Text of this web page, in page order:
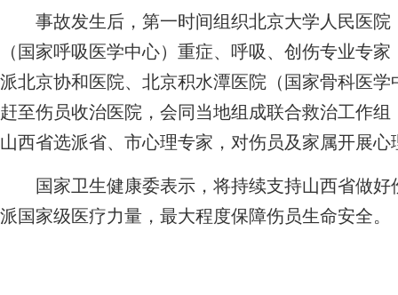
事故发生后，第一时间组织北京大学人民医院
（国家呼吸医学中心）重症、呼吸、创伤专业专
派北京协和医院、北京积水潭医院（国家骨科医
赶至伤员收治医院，会同当地组成联合救治工作
山西省选派省、市心理专家，对伤员及家属开展心
国家卫生健康委表示，将持续支持山西省做好
派国家级医疗力量，最大程度保障伤员生命安全。